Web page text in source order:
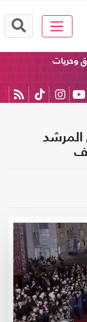
وحريات
المرشد